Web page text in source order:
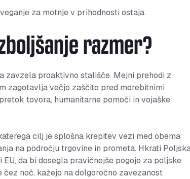
za motnje v prihodnosti ostaja.
razmer?
zavzela proaktivno stališče. Mejni prehodi z
zagotavlja večjo zaščito pred morebitnimi
tovora, humanitarne pomoči in vojaške
cilj je splošna krepitev vezi med obema
na področju trgovine in prometa. Hkrati
da bi dosegla pravičnejše pogoje za poljske
noč, kažejo na dolgoročno zavezanost